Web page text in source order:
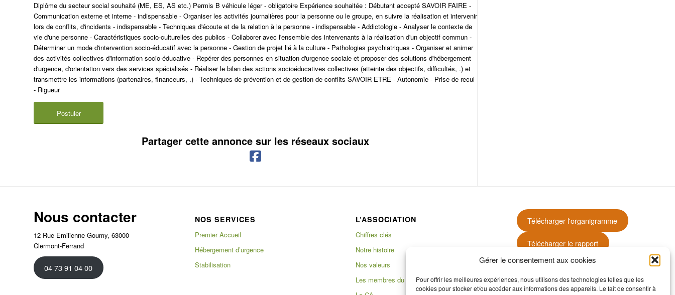
Gérer le consentement aux cookies
Pour offrir les meilleures expériences, nous utilisons des technologies telles que les
cookies pour stocker et/ou accéder aux informations des appareils. Le fait de consentir à
Diplôme du secteur social souhaité (ME, ES, AS etc.) Permis B véhicule léger - obligatoire Expérience souhaitée : Débutant accepté SAVOIR FAIRE -
Communication externe et interne - indispensable - Organiser les activités journalières pour la personne ou le groupe, en suivre la réalisation et intervenir
lors de conflits, d'incidents - indispensable - Techniques d'écoute et de la relation à la personne - indispensable - Addictologie - Analyser le contexte de
vie d'une personne - Caractéristiques socio-culturelles des publics - Collaborer avec l'ensemble des intervenants à la réalisation d'un objectif commun -
Déterminer un mode d'intervention socio-éducatif avec la personne - Gestion de projet lié à la culture - Pathologies psychiatriques - Organiser et animer
des activités collectives d'information socio-éducative - Repérer des personnes en situation d'urgence sociale et proposer des solutions d'hébergement
d'urgence, d'orientation vers des services spécialisés - Réaliser le bilan des actions socioéducatives collectives (atteinte des objectifs, difficultés, .) et
transmettre les informations (partenaires, financeurs, .) - Techniques de prévention et de gestion de conflits SAVOIR ÊTRE - Autonomie - Prise de recul
- Rigueur
Postuler
Partager cette annonce sur les réseaux sociaux
Nous contacter
12 Rue Emilienne Goumy, 63000
Clermont-Ferrand
04 73 91 04 00
NOS SERVICES
Premier Accueil
Hébergement d’urgence
Stabilisation
L’ASSOCIATION
Chiffres clés
Notre histoire
Nos valeurs
Les membres du bureau
Télécharger l'organigramme
Télécharger le rapport
Télécharger l'index d'égalité
professionnelle